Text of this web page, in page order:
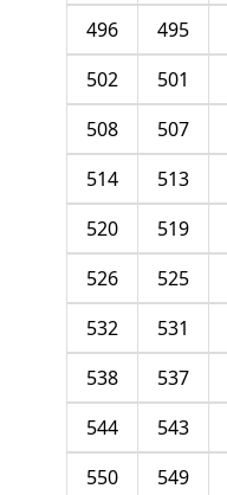
495
496
501
502
507
508
513
514
519
520
525
526
531
532
537
538
543
544
549
550